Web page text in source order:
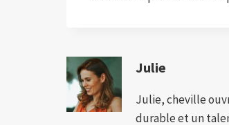
Julie
Julie, cheville
durable et un